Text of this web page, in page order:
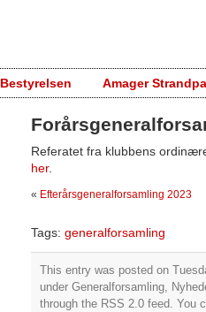
Bestyrelsen Amager
Referatet fra klubbens
her.
« Efterårsgeneralforsamling 2023
Tags: generalforsamling
This entry was posted on
under Generalforsamling,
through the RSS 2.0 feed. You